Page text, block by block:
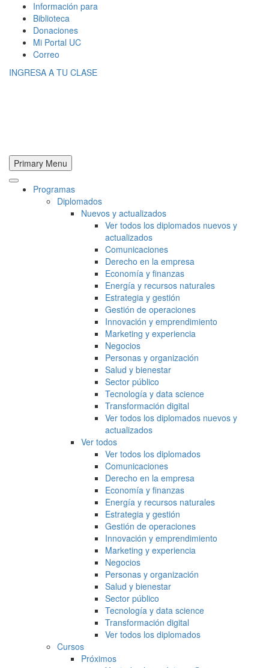
Información para
Biblioteca
Donaciones
Mi Portal UC
Correo
INGRESA A TU CLASE
Primary Menu
Programas
Diplomados
Nuevos y actualizados
Ver todos los diplomados nuevos y
actualizados
Comunicaciones
Derecho en la empresa
Economía y finanzas
Energía y recursos naturales
Estrategia y gestión
Gestión de operaciones
Innovación y emprendimiento
Marketing y experiencia
Negocios
Personas y organización
Salud y bienestar
Sector público
Tecnología y data science
Transformación digital
Ver todos los diplomados nuevos y
actualizados
Ver todos
Ver todos los diplomados
Comunicaciones
Derecho en la empresa
Economía y finanzas
Energía y recursos naturales
Estrategia y gestión
Gestión de operaciones
Innovación y emprendimiento
Marketing y experiencia
Negocios
Personas y organización
Salud y bienestar
Sector público
Tecnología y data science
Transformación digital
Ver todos los diplomados
Cursos
Próximos